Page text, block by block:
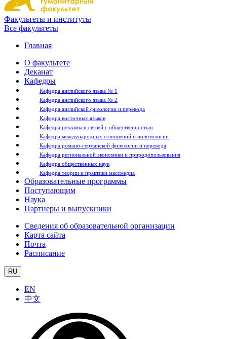
Факультеты и институты
Все факультеты
Главная
О факультете
Деканат
Кафедры
Кафедра английского языка № 1
Кафедра английского языка № 2
Кафедра английской филологии и перевода
Кафедра восточных языков
Кафедра рекламы и связей с общественностью
Кафедра международных отношений и политологии
Кафедра романо-германской филологии и перевода
Кафедра региональной экономики и природопользования
Кафедра общественных наук
Кафедра теории и практики массмедиа
Образовательные программы
Поступающим
Наука
Партнеры и выпускники
Сведения об образовательной организации
Карта сайта
Почта
Расписание
RU
EN
中文